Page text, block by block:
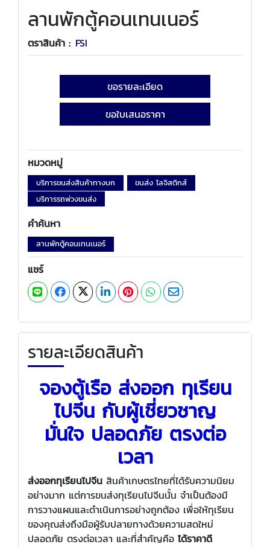
ลานพักตู้คอนเทนเนอร์
ตราสินค้า : FSI
ขอรายละเอียด
ขอใบเสนอราคา
หมวดหมู่
บริการขนส่งสินค้าทางบก
ขนส่ง โลจิสติกส์
บริการรถพ่วงขนส่ง
คำค้นหา
ลานพักตู้คอนเทนเนอร์
แชร์
รายละเอียดสินค้า
จองตู้เรือ ส่งออก ทุเรียน
ไปจีน กับผู้เชี่ยวชาญ
มั่นใจ ปลอดภัย ตรงต่อ
เวลา
ส่งออกทุเรียนไปจีน สินค้าเกษตรไทยที่ได้รับความนิยม
อย่างมาก แต่การขนส่งทุเรียนไปจีนนั้น จำเป็นต้องมี
การวางแผนและดำเนินการอย่างถูกต้อง เพื่อให้ทุเรียน
ของคุณส่งถึงมือผู้รับปลายทางด้วยความสดใหม่
ปลอดภัย ตรงต่อเวลา และที่สำคัญคือ ได้ราคาดี